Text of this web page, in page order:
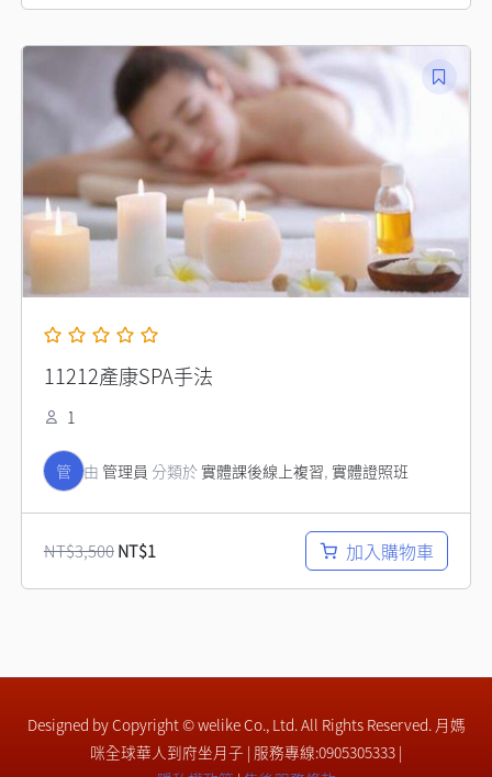
11212產康SPA手法
1
管 由 管理員 分類於實體課後線上複習, 實體證照班
NT$3,500
原
始
價
格：
NT$3,500。
NT$1
目
前
格：
NT$1。
加入購物車
Designed by Copyright © welike Co., Ltd. All Rights Reserved. 月媽
咪全球華人到府坐月子 | 服務專線:0905305333 |